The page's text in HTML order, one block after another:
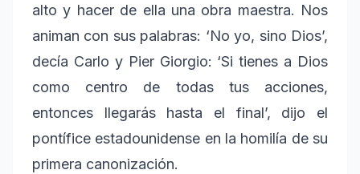
alto y hacer de ella una obra maestra. Nos
animan con sus palabras: ‘No yo, sino Dios’,
decía Carlo y Pier Giorgio: ‘Si tienes a Dios
como centro de todas tus acciones,
entonces llegarás hasta el final’, dijo el
pontífice estadounidense en la homilía de su
primera canonización.